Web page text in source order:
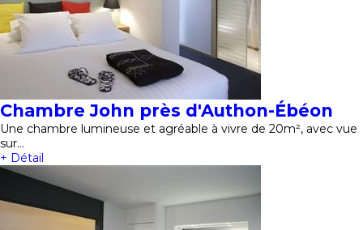
Chambre John près d'Authon-Ébéon
Une chambre lumineuse et agréable à vivre de 20m², avec vue
sur…
+ Détail